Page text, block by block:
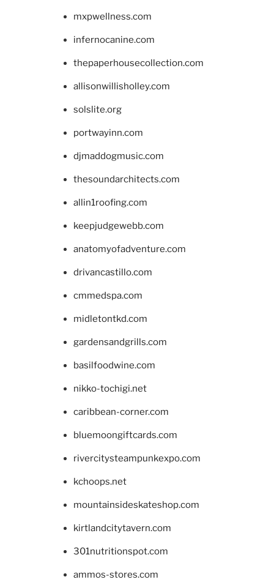
mxpwellness.com
infernocanine.com
thepaperhousecollection.com
allisonwillisholley.com
solslite.org
portwayinn.com
djmaddogmusic.com
thesoundarchitects.com
allin1roofing.com
keepjudgewebb.com
anatomyofadventure.com
drivancastillo.com
cmmedspa.com
midletontkd.com
gardensandgrills.com
basilfoodwine.com
nikko-tochigi.net
caribbean-corner.com
bluemoongiftcards.com
rivercitysteampunkexpo.com
kchoops.net
mountainsideskateshop.com
kirtlandcitytavern.com
301nutritionspot.com
ammos-stores.com